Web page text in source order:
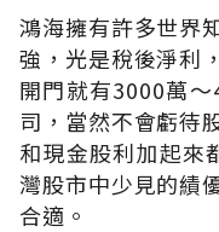
鴻海擁有許多世界
強，光是稅後淨利
開門就有3000萬
司，當然不會虧待
和現金股利加起來
灣股市中少見的績
合適。